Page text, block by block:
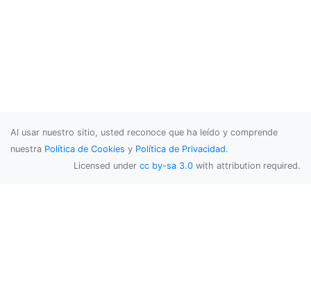
Al usar nuestro sitio, usted reconoce que ha leído y comprende
nuestra Política de Cookies y Política de Privacidad.
Licensed under cc by-sa 3.0 with attribution required.